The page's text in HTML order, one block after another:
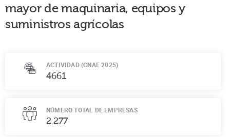
mayor de maquinaria, equipos y
suministros agrícolas
ACTIVIDAD (CNAE 2025)
4661
NÚMERO TOTAL DE EMPRESAS
2.277